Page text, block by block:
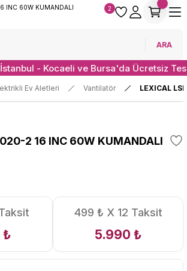
ARA
2
İstanbul - Kocaeli ve Bursa'da Ücretsiz
Ev Aletleri Vantilatör LEXICAL
2 16 INC 60W KUMANDALI
₺
499 ₺ X 12 Taksit
5.990 ₺